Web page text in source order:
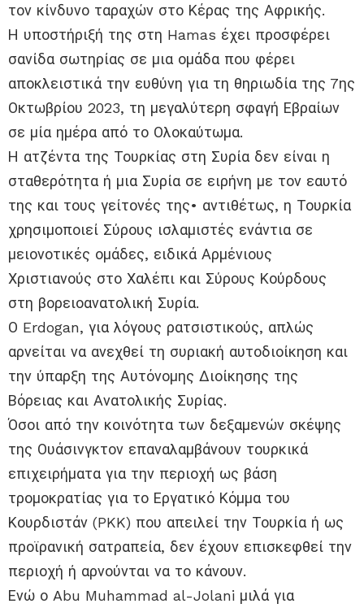
τον κίνδυνο ταραχών στο Κέρας της Αφρικής.
Η υποστήριξή της στη Hamas έχει προσφέρει
σανίδα σωτηρίας σε μια ομάδα που φέρει
αποκλειστικά την ευθύνη για τη θηριωδία της 7ης
Οκτωβρίου 2023, τη μεγαλύτερη σφαγή Εβραίων
σε μία ημέρα από το Ολοκαύτωμα.
Η ατζέντα της Τουρκίας στη Συρία δεν είναι η
σταθερότητα ή μια Συρία σε ειρήνη με τον εαυτό
της και τους γείτονές της• αντιθέτως, η Τουρκία
χρησιμοποιεί Σύρους ισλαμιστές ενάντια σε
μειονοτικές ομάδες, ειδικά Αρμένιους
Χριστιανούς στο Χαλέπι και Σύρους Κούρδους
στη βορειοανατολική Συρία.
Ο Erdogan, για λόγους ρατσιστικούς, απλώς
αρνείται να ανεχθεί τη συριακή αυτοδιοίκηση και
την ύπαρξη της Αυτόνομης Διοίκησης της
Βόρειας και Ανατολικής Συρίας.
Όσοι από την κοινότητα των δεξαμενών σκέψης
της Ουάσινγκτον επαναλαμβάνουν τουρκικά
επιχειρήματα για την περιοχή ως βάση
τρομοκρατίας για το Εργατικό Κόμμα του
Κουρδιστάν (PKK) που απειλεί την Τουρκία ή ως
προϊρανική σατραπεία, δεν έχουν επισκεφθεί την
περιοχή ή αρνούνται να το κάνουν.
Ενώ ο Abu Muhammad al-Jolani μιλά για